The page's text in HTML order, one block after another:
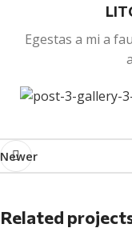
Egestas a mi a
Newer
Related